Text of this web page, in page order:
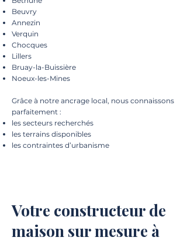
Beuvry
Annezin
Verquin
Chocques
Lillers
Bruay-la-Buissière
Noeux-les-Mines
Grâce à notre ancrage local, nous connaissons
parfaitement :
les secteurs recherchés
les terrains disponibles
les contraintes d’urbanisme
Votre constructeur de
maison sur mesure à